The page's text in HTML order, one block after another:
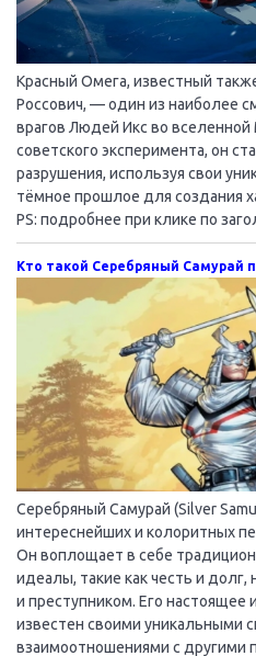
Красный Омега, известный
Россович, — один из наиболее
врагов Людей Икс во вселенной
советского эксперимента, он
разрушения, используя свои
тёмное прошлое для создания
PS: подробнее при клике по
Кто такой Серебряный Самурай
Серебряный Самурай (Silver
интереснейших и колоритных
Он воплощает в себе
идеалы, такие как честь и
и преступником. Его настоящее
известен своими уникальными
взаимоотношениями с другими